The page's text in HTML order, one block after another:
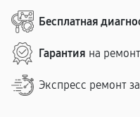
Бесплатная
Гарантия на
Экспресс ремонт за